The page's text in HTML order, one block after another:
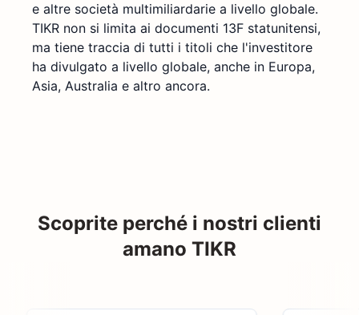
e altre società multimiliardarie a livello globale.
TIKR non si limita ai documenti 13F statunitensi,
ma tiene traccia di tutti i titoli che l'investitore
ha divulgato a livello globale, anche in Europa,
Asia, Australia e altro ancora.
Scoprite perché i nostri clienti
amano TIKR